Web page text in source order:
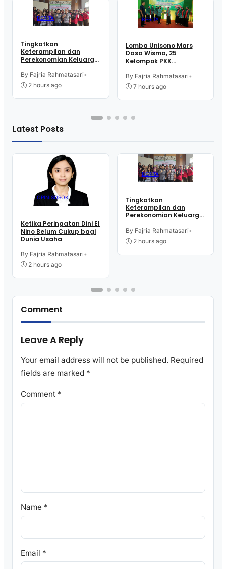
BERITA
Tingkatkan
Keterampilan dan
Perekonomian Keluarga,
Kelurahan Purworejo
Ikut Pelatihan Menjahit
By Fajria Rahmatasari•
2 hours ago
BERITA
Lomba Unisono Mars
Dasa Wisma, 25
Kelompok PKK
Purworejo Adu
Kekompakan
By Fajria Rahmatasari•
7 hours ago
Latest Posts
OPINISOSOK
Ketika Peringatan Dini El
Nino Belum Cukup bagi
Dunia Usaha
By Fajria Rahmatasari•
2 hours ago
BERITA
Tingkatkan
Keterampilan dan
Perekonomian Keluarga,
Kelurahan Purworejo
Ikut Pelatihan Menjahit
By Fajria Rahmatasari•
2 hours ago
Comment
Leave A Reply
Your email address will not be published. Required
fields are marked *
Comment *
Name *
Email *